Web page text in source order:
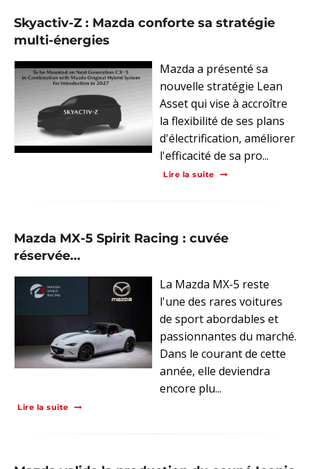
Skyactiv-Z : Mazda conforte sa stratégie
multi-énergies
Mazda a présenté sa
nouvelle stratégie Lean
Asset qui vise à accroître
la flexibilité de ses plans
d'électrification, améliorer
l'efficacité de sa pro...
Lire la suite
Mazda MX-5 Spirit Racing : cuvée
réservée...
La Mazda MX-5 reste
l'une des rares voitures
de sport abordables et
passionnantes du marché.
Dans le courant de cette
année, elle deviendra
encore plu...
Lire la suite